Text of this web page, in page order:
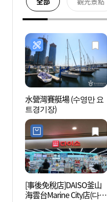
水營灣賽艇場 (수영만 요
트경기장)
[事後免稅店]DAISO釜山
海雲台Marine City店(다이